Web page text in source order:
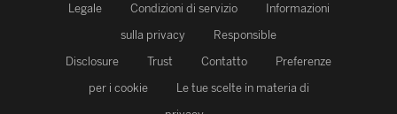
Legale Condizioni di servizio
Informazioni
sulla privacy
Responsible
Disclosure
Trust Contatto
Preferenze
per i cookie
Le tue scelte in materia di